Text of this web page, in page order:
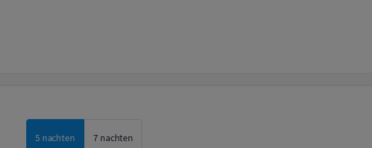
5 nachten 7 nachten